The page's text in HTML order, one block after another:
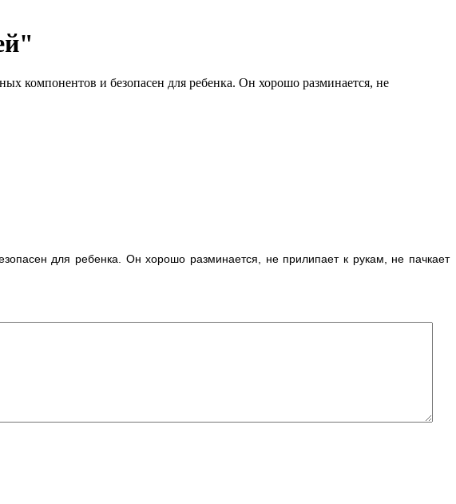
компонентов и безопасен для ребенка. Он хорошо разминается, не
для ребенка. Он хорошо разминается, не прилипает к рукам, не пачкает